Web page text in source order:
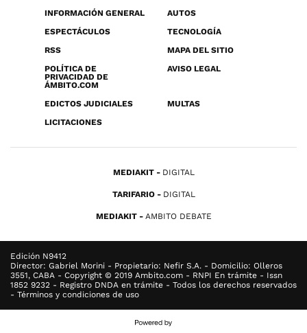
INFORMACIÓN GENERAL
AUTOS
ESPECTÁCULOS
TECNOLOGÍA
RSS
MAPA DEL SITIO
POLÍTICA DE
PRIVACIDAD DE
ÁMBITO.COM
AVISO LEGAL
EDICTOS JUDICIALES
MULTAS
LICITACIONES
MEDIAKIT DIGITAL
TARIFARIO DIGITAL
MEDIAKIT AMBITO DEBATE
Edición N9412
Director: Gabriel Morini - Propietario: Nefir S.A. - Domicilio: Olleros
3551, CABA - Copyright © 2019 Ambito.com - RNPI En trámite - Issn
1852 9232 - Registro DNDA en trámite - Todos los derechos reservados
- Términos y condiciones de uso